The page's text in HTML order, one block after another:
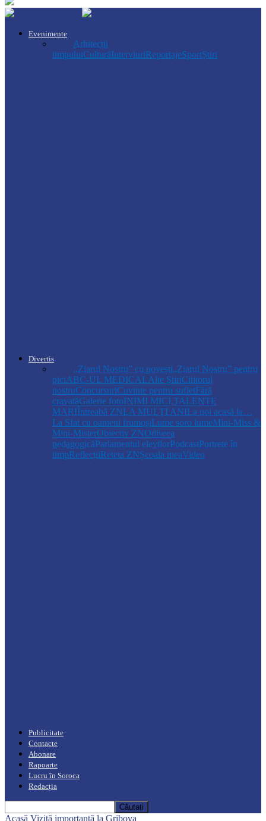
Evenimente
Arhitecții
timpuluiCulturăInterviuriReportajeSportȘtiri
Divertis
,,Ziarul Nostru” cu povești„Ziarul Nostru” pentru
piciABC-UL MEDICALAlte ȘtiriCititorul
nostruConcursuriCuvinte pentru sufletFără
cravatăGalerie fotoINIMI MICI,TALENTE
MARIÎntreabă ZNLA MULŢI ANILa noi acasă la…
La Sfat cu oameni frumoșiLume soro lumeMini-Miss &
Mini-MisterObiectiv ZNOdiseea
pedagogicăParlamentul elevilorPodcastPortrete în
timpReflecțiiReteta ZNȘcoala meaVideo
Publicitate
Contacte
Abonare
Rapoarte
Lucru în Soroca
Redacția
Acasă Vizită importantă la Gribova